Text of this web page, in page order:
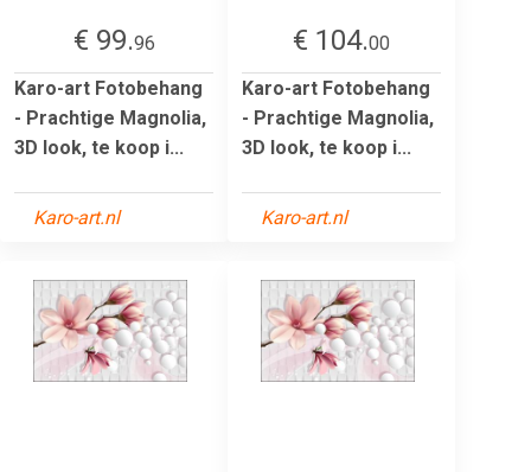
€ 99.96
Karo-art Fotobehang
- Prachtige Magnolia,
3D look, te koop i...
Karo-art.nl
€ 104.00
Karo-art Fotobehang
- Prachtige Magnolia,
3D look, te koop i...
Karo-art.nl